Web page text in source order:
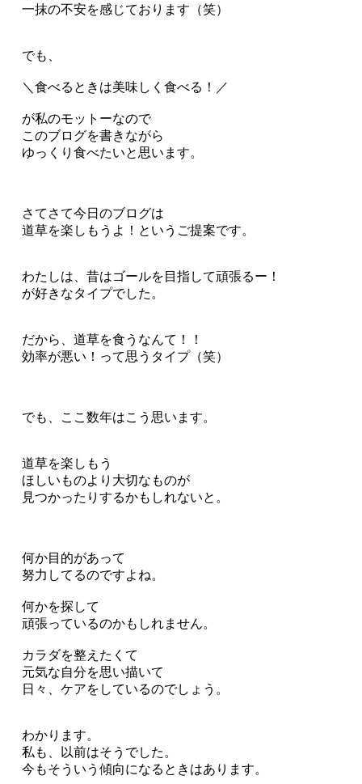
一抹の不安を感じております（笑）
でも、
＼食べるときは美味しく食べる！／
が私のモットーなので
このブログを書きながら
ゆっくり食べたいと思います。
さてさて今日のブログは
道草を楽しもうよ！というご提案です。
わたしは、昔はゴールを目指して頑張るー！
が好きなタイプでした。
だから、道草を食うなんて！！
効率が悪い！って思うタイプ（笑）
でも、ここ数年はこう思います。
道草を楽しもう
ほしいものより大切なものが
見つかったりするかもしれないと。
何か目的があって
努力してるのですよね。
何かを探して
頑張っているのかもしれません。
カラダを整えたくて
元気な自分を思い描いて
日々、ケアをしているのでしょう。
わかります。
私も、以前はそうでした。
今もそういう傾向になるときはあります。